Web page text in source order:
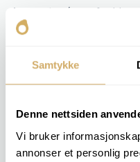
Samtykke
Denne nettsiden
Vi bruker
annonser et personlig
A amostra é arrefecida
ficar turva. A
O resultado oferece ao
a temperatura de